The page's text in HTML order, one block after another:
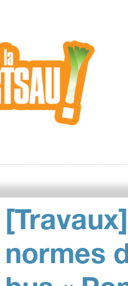
normes